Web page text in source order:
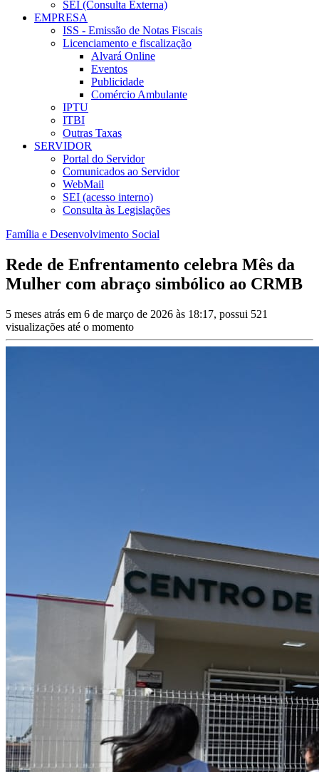
SEI (Consulta Externa)
EMPRESA
ISS - Emissão de Notas Fiscais
Licenciamento e fiscalização
Alvará Online
Eventos
Publicidade
Comércio Ambulante
IPTU
ITBI
Outras Taxas
SERVIDOR
Portal do Servidor
Comunicados ao Servidor
WebMail
SEI (acesso interno)
Consulta às Legislações
Família e Desenvolvimento Social
Rede de Enfrentamento celebra Mês da
Mulher com abraço simbólico ao CRMB
5 meses atrás em 6 de março de 2026 às 18:17, possui 521
visualizações até o momento